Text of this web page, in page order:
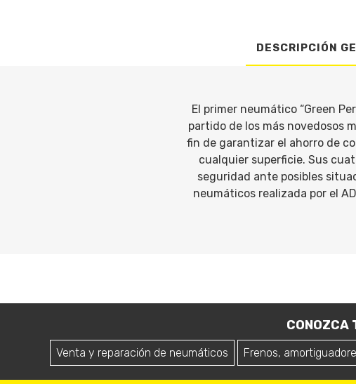
DESCRIPCIÓN
El primer neumático “Green
partido de los más novedosos
fin de garantizar el ahorro de
cualquier superficie. Sus
seguridad ante posibles
neumáticos realizada por el
CONOZCA
Venta y reparación de neumáticos Frenos,